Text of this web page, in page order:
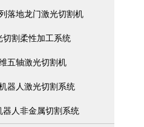
落地龙门激光切割机
切割柔性加工系统
五轴激光切割机
器人激光切割系统
器人非金属切割系统